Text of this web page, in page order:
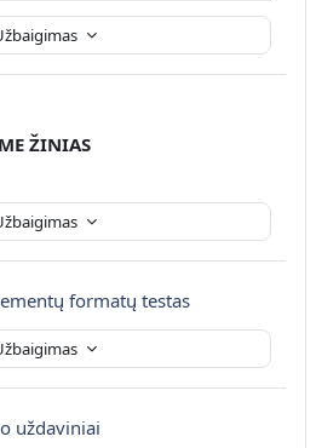
ŽINIAS
formatų testas
uždaviniai